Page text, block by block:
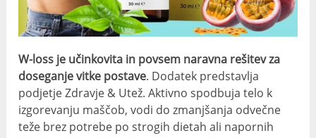
W-loss je učinkovita in povsem naravna rešitev za
doseganje vitke postave. Dodatek predstavlja
podjetje Zdravje & Utež. Aktivno spodbuja telo k
izgorevanju maščob, vodi do zmanjšanja odvečne
teže brez potrebe po strogih dietah ali napornih